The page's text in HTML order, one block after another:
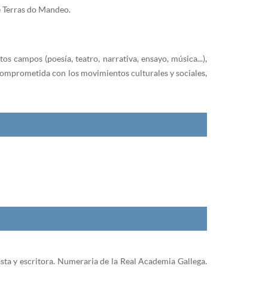
do Mandeo.
campos (poesía, teatro, narrativa, ensayo, música...),
con los movimientos culturales y sociales,
y escritora. Numeraria de la Real Academia Gallega.